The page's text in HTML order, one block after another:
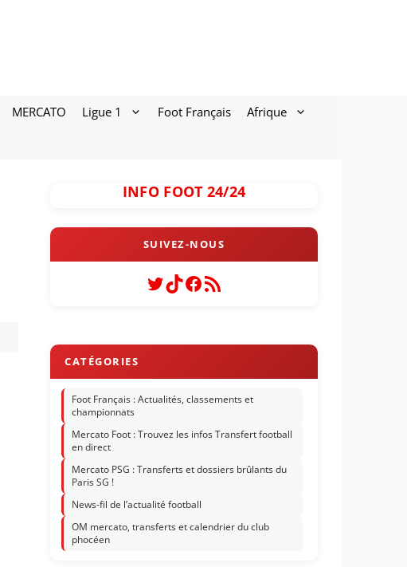
MERCATO Ligue 1 Foot Français Afrique
INFO FOOT 24/24
Twitter
TikTok
Facebook
Flux RSS
Foot Français : Actualités, classements et
championnats
Mercato Foot : Trouvez les infos Transfert football
en direct
Mercato PSG : Transferts et dossiers brûlants du
Paris SG !
News-fil de l’actualité football
OM mercato, transferts et calendrier du club
phocéen